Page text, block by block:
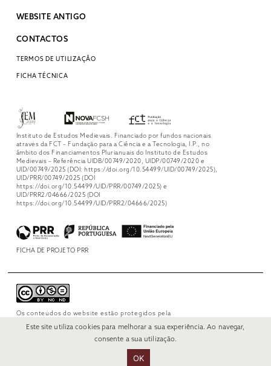
WEBSITE ANTIGO
CONTACTOS
TERMOS DE UTILIZAÇÃO
FICHA TÉCNICA
Instituto de Estudos Medievais. Financiado por fundos nacionais
através da FCT – Fundação para a Ciência e a Tecnologia, I.P., no
âmbito dos Financiamentos Plurianuais do Instituto de Estudos
Medievais – Referência UIDB/00749/2020, UIDP/00749/2020 e
UID/00749/2025 (DOI: https://doi.org/10.54499/UID/00749/2025),
UID/PRR/00749/2025 (DOI
https://doi.org/10.54499/UID/PRR/00749/2025) e
UID/PRR2/04666/2025 (DOI
https://doi.org/10.54499/UID/PRR2/04666/2025)
FICHA DE PROJETO PRR
Os conteúdos do website estão protegidos pela
NonCommercial-NoDerivs 4.0 International.
Este site utiliza cookies para melhorar a sua experiência. Ao navegar,
consente a sua utilização.
OK